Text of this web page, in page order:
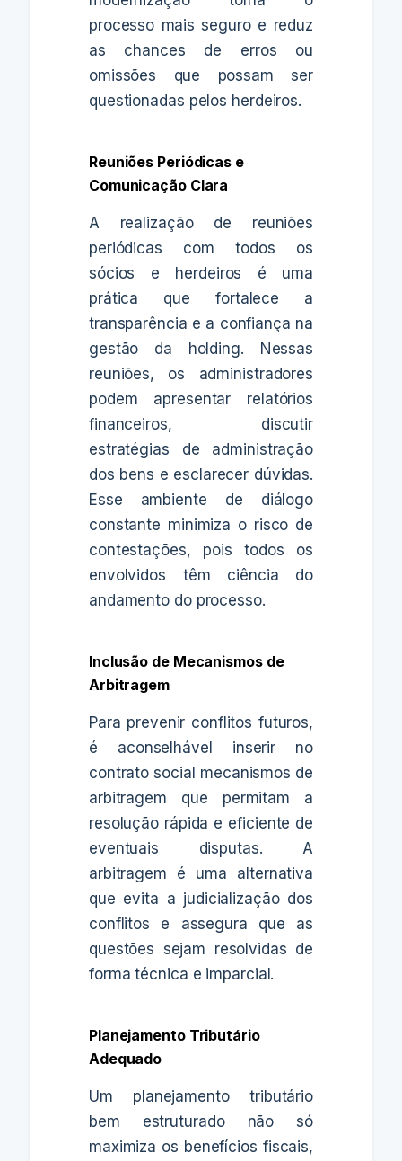
processo mais seguro e reduz
as chances de erros ou
omissões que possam ser
questionadas pelos herdeiros.
Reuniões Periódicas e
Comunicação Clara
A realização de reuniões
periódicas com todos os
sócios e herdeiros é uma
prática que fortalece a
transparência e a confiança na
gestão da holding. Nessas
reuniões, os administradores
podem apresentar relatórios
financeiros, discutir
estratégias de administração
dos bens e esclarecer dúvidas.
Esse ambiente de diálogo
constante minimiza o risco de
contestações, pois todos os
envolvidos têm ciência do
andamento do processo.
Inclusão de Mecanismos de
Arbitragem
Para prevenir conflitos futuros,
é aconselhável inserir no
contrato social mecanismos de
arbitragem que permitam a
resolução rápida e eficiente de
eventuais disputas. A
arbitragem é uma alternativa
que evita a judicialização dos
conflitos e assegura que as
questões sejam resolvidas de
forma técnica e imparcial.
Planejamento Tributário
Adequado
Um planejamento tributário
bem estruturado não só
maximiza os benefícios fiscais,